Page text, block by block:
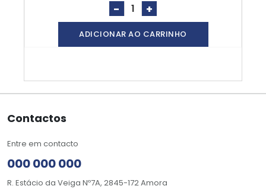
- +
ADICIONAR AO CARRINHO
Contactos
Entre em contacto
000 000 000
R. Estácio da Veiga Nº7A, 2845-172 Amora